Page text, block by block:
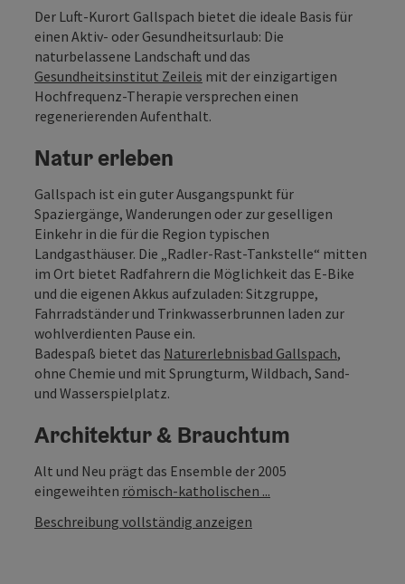
Der Luft-Kurort Gallspach bietet die ideale Basis für
einen Aktiv- oder Gesundheitsurlaub: Die
naturbelassene Landschaft und das
Gesundheitsinstitut Zeileis mit der einzigartigen
Hochfrequenz-Therapie versprechen einen
regenerierenden Aufenthalt.
Natur erleben
Gallspach ist ein guter Ausgangspunkt für
Spaziergänge, Wanderungen oder zur geselligen
Einkehr in die für die Region typischen
Landgasthäuser. Die „Radler-Rast-Tankstelle“ mitten
im Ort bietet Radfahrern die Möglichkeit das E-Bike
und die eigenen Akkus aufzuladen: Sitzgruppe,
Fahrradständer und Trinkwasserbrunnen laden zur
wohlverdienten Pause ein.
Badespaß bietet das Naturerlebnisbad Gallspach,
ohne Chemie und mit Sprungturm, Wildbach, Sand-
und Wasserspielplatz.
Architektur & Brauchtum
Alt und Neu prägt das Ensemble der 2005
eingeweihten römisch-katholischen ...
Beschreibung vollständig anzeigen